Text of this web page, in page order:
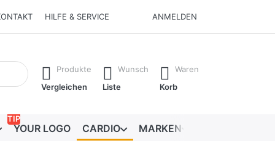
HILFE & SERVICE ANMELDEN
Drücken Sie die Eingabetaste, um alle Ergebnisse
Produkte
Vergleichen
Wunsch
Liste
Waren
Korb
YOUR LOGO
TIP
CARDIO MARKEN